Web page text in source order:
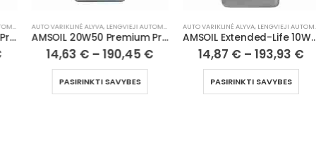
AUTO VARIKLINĖ ALYVA,LENGVIEJI AUTOMOBILIAI
AMSOIL 20W50 Premium Protection 100% Synthetic Motor Oil
14,63€–190,45€
PASIRINKTI SAVYBES
AUTO VARIKLINĖ ALYVA,LENGVIEJI AUTOMOBILIAI
AMSOIL Extended-Life 10W30 100% Synthetic Motor Oil
14,87€–193,93€
PASIRINKTI SAVYBES